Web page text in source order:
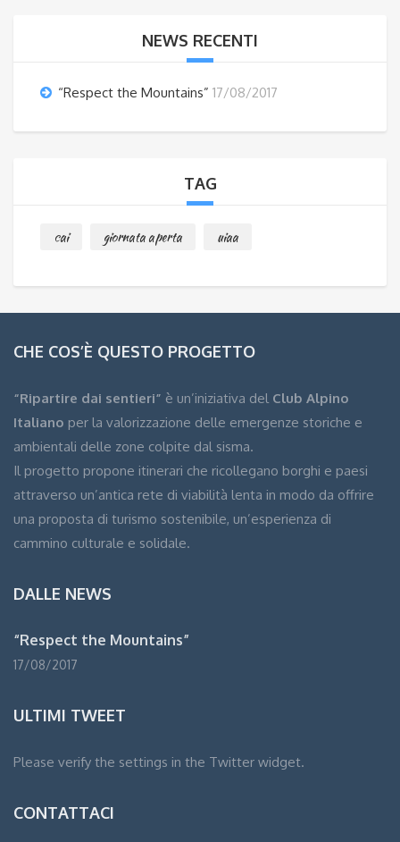
NEWS RECENTI
“Respect the Mountains” 17/08/2017
TAG
cai giornata aperta uiaa
CHE COS’È QUESTO PROGETTO
“Ripartire dai sentieri” è un’iniziativa del Club Alpino
Italiano per la valorizzazione delle emergenze storiche e
ambientali delle zone colpite dal sisma.
Il progetto propone itinerari che ricollegano borghi e paesi
attraverso un’antica rete di viabilità lenta in modo da offrire
una proposta di turismo sostenibile, un’esperienza di
cammino culturale e solidale.
DALLE NEWS
“Respect the Mountains”
17/08/2017
ULTIMI TWEET
Please verify the settings in the Twitter widget.
CONTATTACI